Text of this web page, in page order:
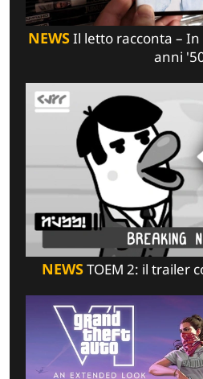
NEWSIl letto racconta –
anni
NEWSTOEM 2: il trailer